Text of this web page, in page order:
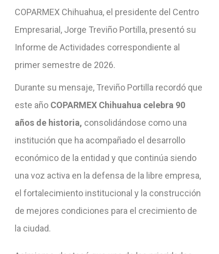
COPARMEX Chihuahua, el presidente del Centro
Empresarial, Jorge Treviño Portilla, presentó su
Informe de Actividades correspondiente al
primer semestre de 2026.
Durante su mensaje, Treviño Portilla recordó que
este año COPARMEX Chihuahua celebra 90
años de historia, consolidándose como una
institución que ha acompañado el desarrollo
económico de la entidad y que continúa siendo
una voz activa en la defensa de la libre empresa,
el fortalecimiento institucional y la construcción
de mejores condiciones para el crecimiento de
la ciudad.